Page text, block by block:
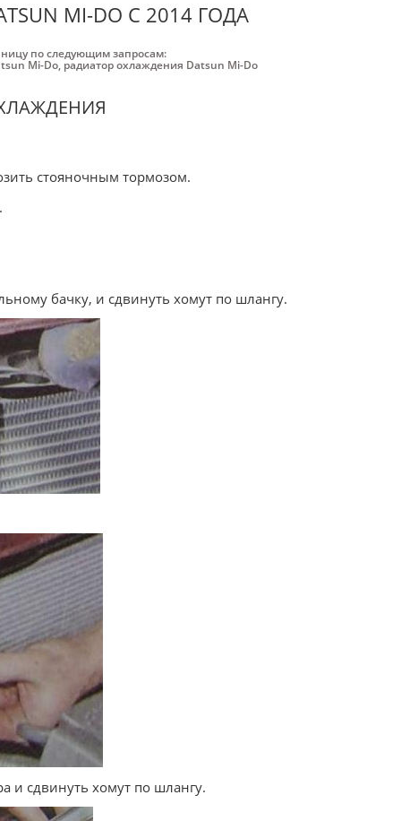
MI-DO С 2014 ГОДА
по следующим запросам:
Mi-Do, радиатор охлаждения Datsun Mi-Do
стояночным тормозом.
бачку, и сдвинуть хомут по шлангу.
и сдвинуть хомут по шлангу.